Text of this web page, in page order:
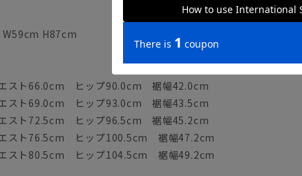
H87cm
スト66.0cm ヒップ90.0cm 裾幅42.0cm
スト69.0cm ヒップ93.0cm 裾幅43.5cm
スト72.5cm ヒップ96.5cm 裾幅45.2cm
スト76.5cm ヒップ100.5cm 裾幅47.2cm
スト80.5cm ヒップ104.5cm 裾幅49.2cm